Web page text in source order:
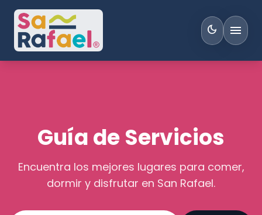
dark_mode menu
Guía de Servicios
Encuentra los mejores lugares para comer,
dormir y disfrutar en San Rafael.